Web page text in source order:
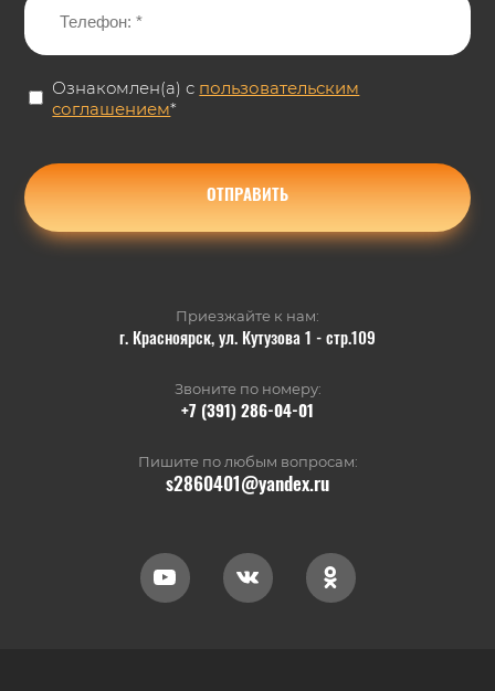
Приезжайте к нам:
г. Красноярск, ул. Кутузова 1 - стр.109
Звоните по номеру:
+7 (391) 286-04-01
Пишите по любым вопросам:
s2860401@yandex.ru
Ознакомлен(а) с пользовательским
соглашением*
ОТПРАВИТЬ